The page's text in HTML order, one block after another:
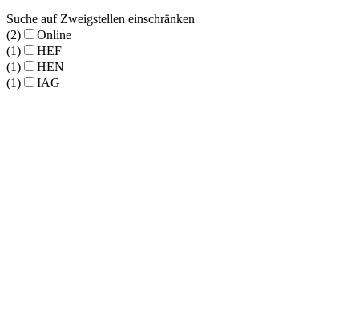
Suche auf Zweigstellen einschränken
(2)
Online
(1)
HEF
(1)
HEN
(1)
IAG